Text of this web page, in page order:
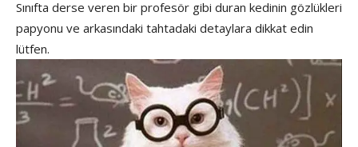
Sınıfta derse veren bir profesör gibi duran kedinin gözlükleri
papyonu ve arkasındaki tahtadaki detaylara dikkat edin
lütfen.